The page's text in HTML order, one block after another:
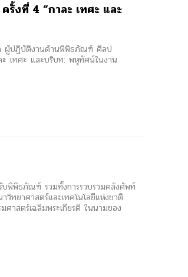
รั้งที่ 4 “กาละ เทศะ และ
ผู้ปฏิบัติงานด้านพิพิธภัณฑ์ ศิลป
เทศะ และบริบท: พหุทัศน์ในงาน
บพิพิธภัณฑ์ รวมทั้งการรวบรวมคลังศัพท์
ยาศาสตร์และเทคโนโลยีแห่งชาติ
สตร์เฉลิมพระเกียรติ ในนามของ